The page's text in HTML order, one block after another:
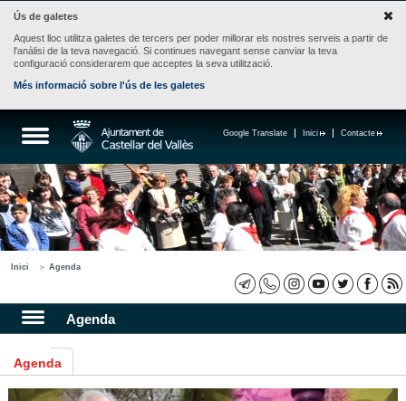
Ús de galetes
Aquest lloc utilitza galetes de tercers per poder millorar els nostres serveis a partir de
l'anàlisi de la teva navegació. Si continues navegant sense canviar la teva
configuració considerarem que acceptes la seva utilització.
Més informació sobre l'ús de les galetes
Contacte
Inici
Google Translate
Inici Agenda
Agenda
Agenda